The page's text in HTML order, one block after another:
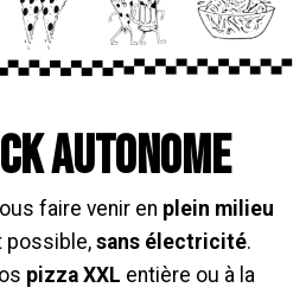
AUTONOME
faire veniren plein milieu
possible, sans électricité.
pizza XXL entière ou à la